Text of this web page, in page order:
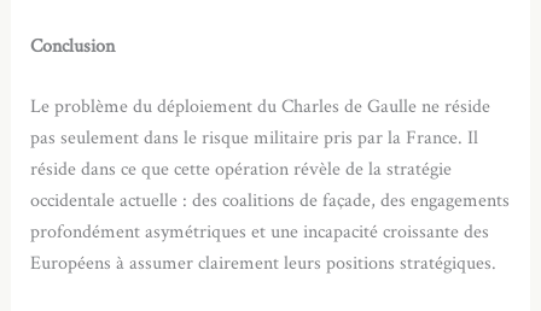
Conclusion
Le problème du déploiement du Charles de Gaulle ne réside
pas seulement dans le risque militaire pris par la France. Il
réside dans ce que cette opération révèle de la stratégie
occidentale actuelle : des coalitions de façade, des engagements
profondément asymétriques et une incapacité croissante des
Européens à assumer clairement leurs positions stratégiques.